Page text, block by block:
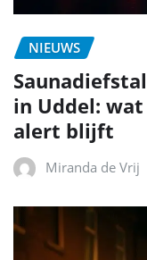
NIEUWS
in Uddel:
alert blijft
Miranda de Vrij